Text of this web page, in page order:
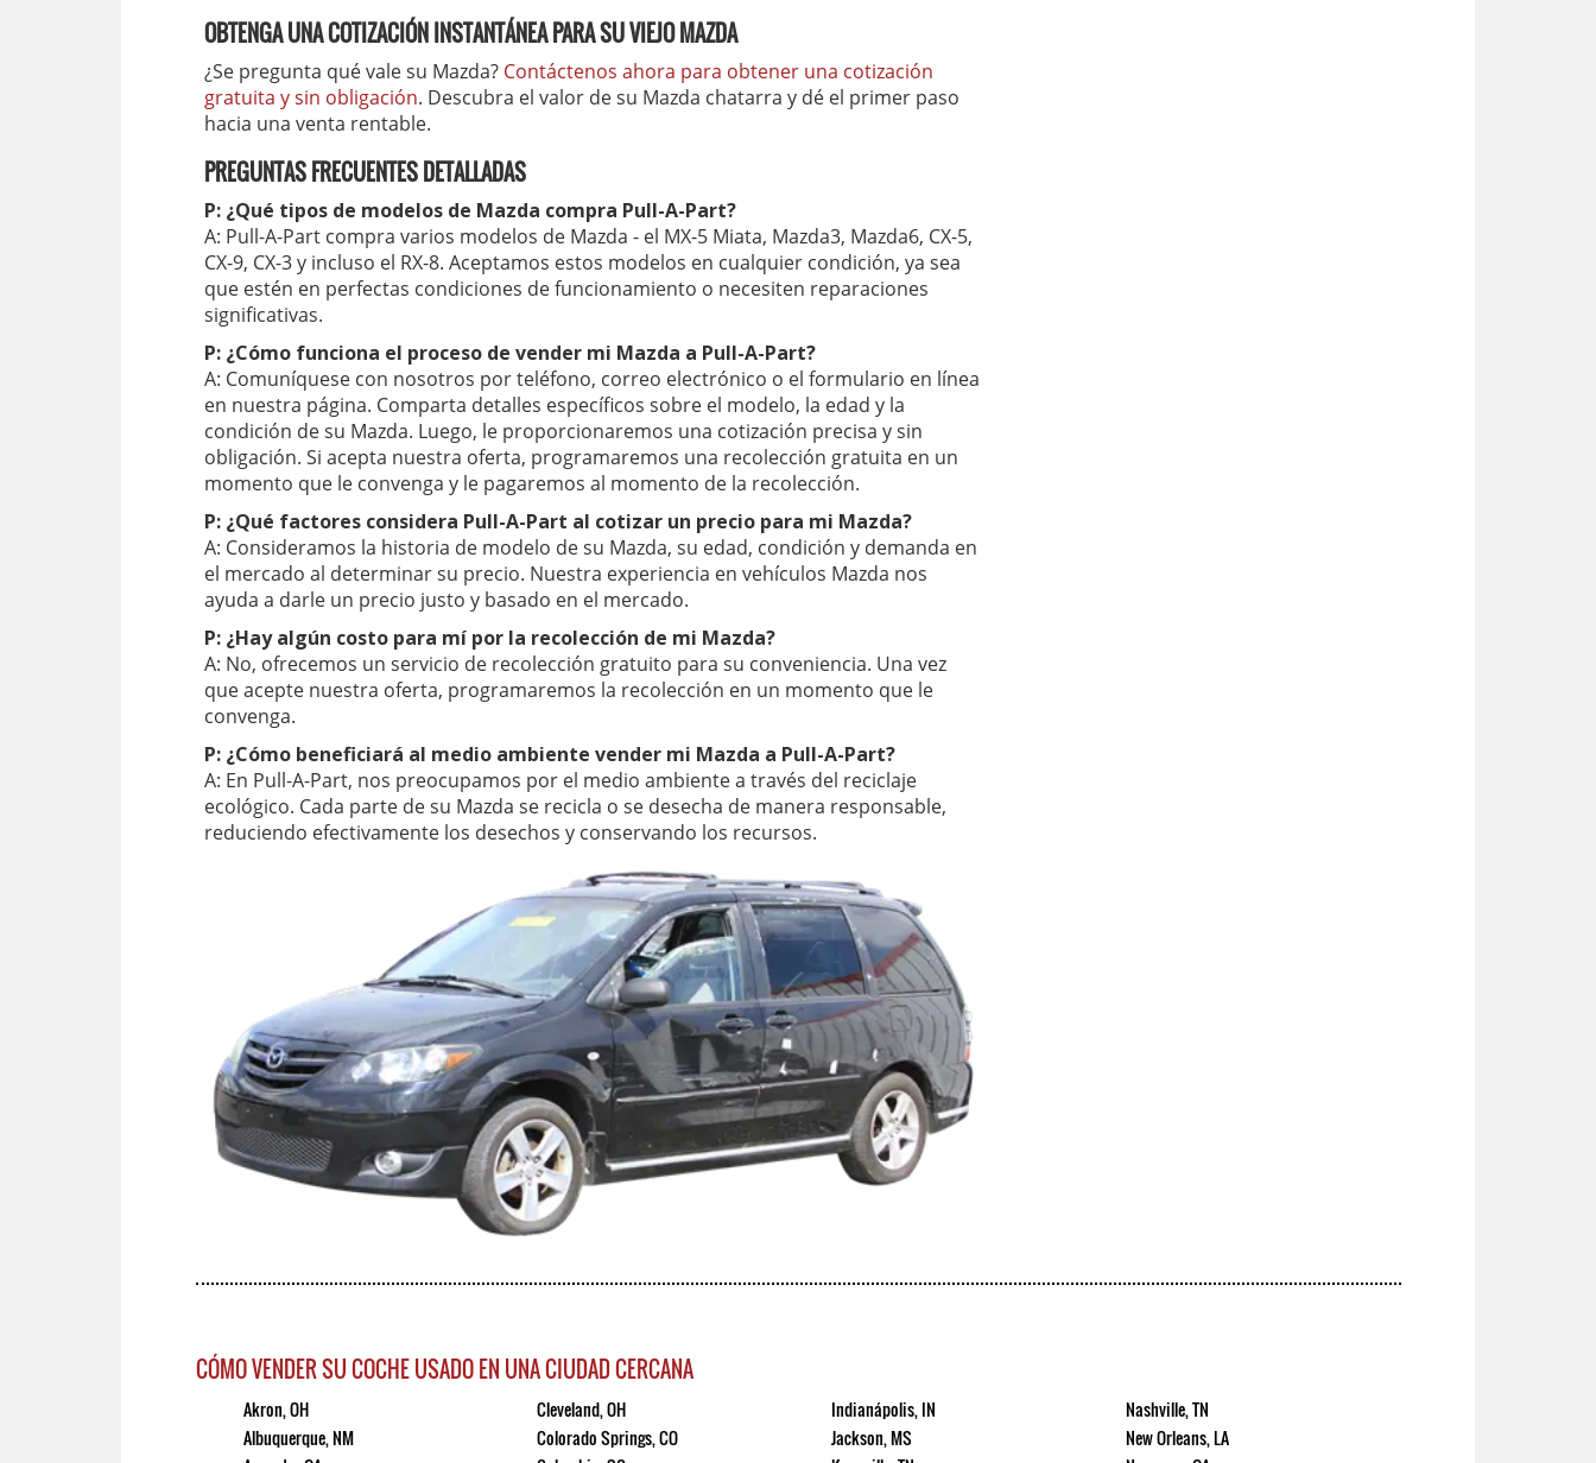
OBTENGA UNA COTIZACIÓN INSTANTÁNEA PARA SU VIEJO MAZDA
¿Se pregunta qué vale su Mazda? Contáctenos ahora para obtener una cotización
gratuita y sin obligación. Descubra el valor de su Mazda chatarra y dé el primer paso
hacia una venta rentable.
PREGUNTAS FRECUENTES DETALLADAS
P: ¿Qué tipos de modelos de Mazda compra Pull-A-Part?
A: Pull-A-Part compra varios modelos de Mazda - el MX-5 Miata, Mazda3, Mazda6, CX-5,
CX-9, CX-3 y incluso el RX-8. Aceptamos estos modelos en cualquier condición, ya sea
que estén en perfectas condiciones de funcionamiento o necesiten reparaciones
significativas.
P: ¿Cómo funciona el proceso de vender mi Mazda a Pull-A-Part?
A: Comuníquese con nosotros por teléfono, correo electrónico o el formulario en línea
en nuestra página. Comparta detalles específicos sobre el modelo, la edad y la
condición de su Mazda. Luego, le proporcionaremos una cotización precisa y sin
obligación. Si acepta nuestra oferta, programaremos una recolección gratuita en un
momento que le convenga y le pagaremos al momento de la recolección.
P: ¿Qué factores considera Pull-A-Part al cotizar un precio para mi Mazda?
A: Consideramos la historia de modelo de su Mazda, su edad, condición y demanda en
el mercado al determinar su precio. Nuestra experiencia en vehículos Mazda nos
ayuda a darle un precio justo y basado en el mercado.
P: ¿Hay algún costo para mí por la recolección de mi Mazda?
A: No, ofrecemos un servicio de recolección gratuito para su conveniencia. Una vez
que acepte nuestra oferta, programaremos la recolección en un momento que le
convenga.
P: ¿Cómo beneficiará al medio ambiente vender mi Mazda a Pull-A-Part?
A: En Pull-A-Part, nos preocupamos por el medio ambiente a través del reciclaje
ecológico. Cada parte de su Mazda se recicla o se desecha de manera responsable,
reduciendo efectivamente los desechos y conservando los recursos.
CÓMO VENDER SU COCHE USADO EN UNA CIUDAD CERCANA
Akron, OH
Albuquerque, NM
Cleveland, OH
Colorado Springs, CO
Indianápolis, IN
Jackson, MS
Nashville, TN
New Orleans, LA